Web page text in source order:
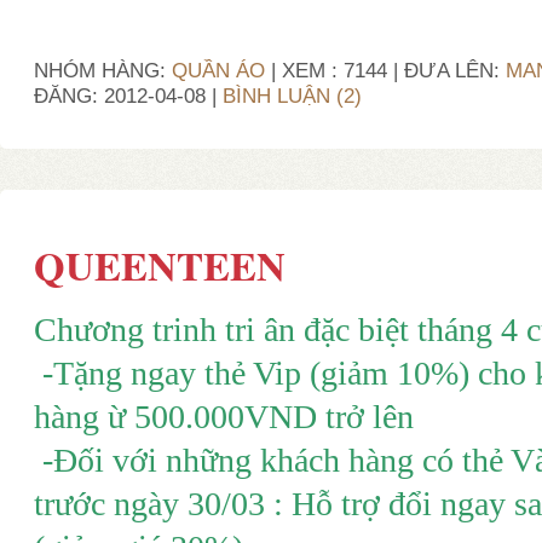
NHÓM HÀNG: QUẦN ÁO | XEM : 7144 | ĐƯA LÊN:
ĐĂNG: 2012-04-08 | BÌNH LUẬN (2)
QUEENTEEN
Chương trinh tri ân đặc biệt tháng 4
-Tặng ngay thẻ Vip (giảm 10%) cho
hàng ừ 500.000VND trở lên
-Đối với những khách hàng có thẻ
trước ngày 30/03 : Hỗ trợ đổi ngay